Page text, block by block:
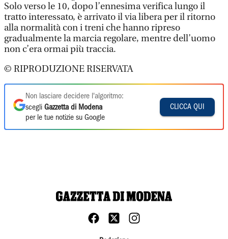
Solo verso le 10, dopo l’ennesima verifica lungo il
tratto interessato, è arrivato il via libera per il ritorno
alla normalità con i treni che hanno ripreso
gradualmente la marcia regolare, mentre dell’uomo
non c’era ormai più traccia.
© RIPRODUZIONE RISERVATA
Non lasciare decidere l'algoritmo:
scegli Gazzetta di Modena
per le tue notizie su Google
CLICCA QUI